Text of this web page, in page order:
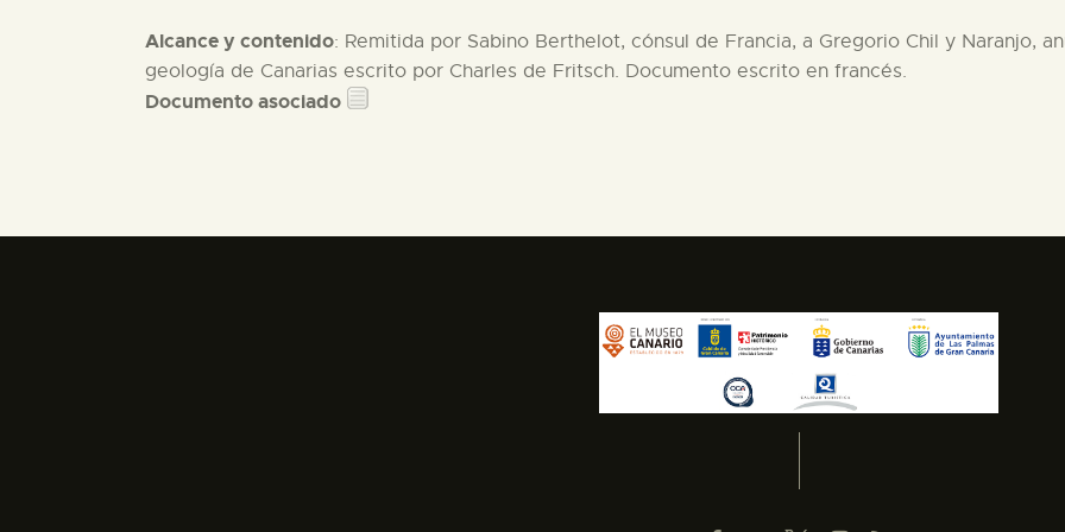
Alcance y contenido: Remitida por Sabino Berthelot, cónsul de Francia, a Gregorio Chil y Naranjo,
geología de Canarias escrito por Charles de Fritsch. Documento escrito en francés.
Documento asociado